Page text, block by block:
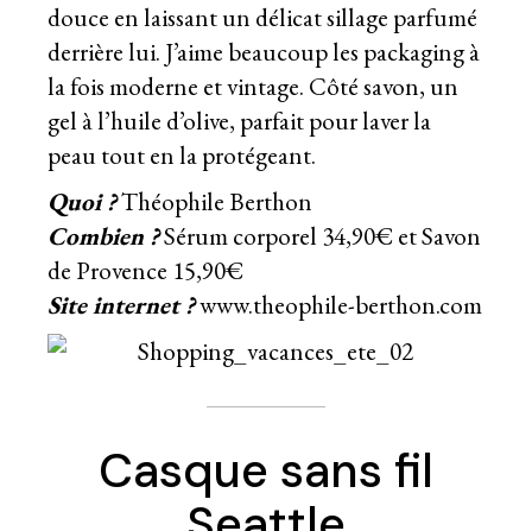
douce en laissant un délicat sillage parfumé
derrière lui. J’aime beaucoup les packaging à
la fois moderne et vintage. Côté savon, un
gel à l’huile d’olive, parfait pour laver la
peau tout en la protégeant.
Quoi ?Théophile Berthon
Combien ?Sérum corporel 34,90€ et Savon
de Provence 15,90€
Site internet ?www.theophile-berthon.com
Casque sans fil